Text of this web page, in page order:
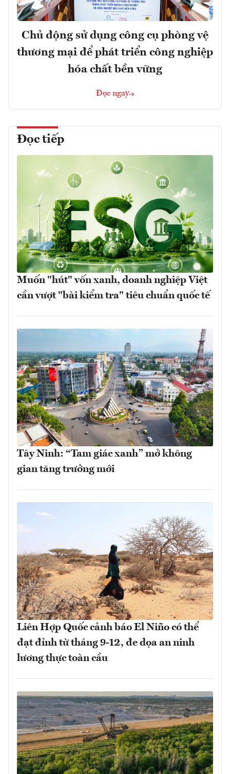
Chủ động sử dụng công cụ phòng vệ
thương mại để phát triển công nghiệp
hóa chất bền vững
Đọc ngay
Đọc tiếp
Muốn "hút" vốn xanh, doanh nghiệp Việt
cần vượt "bài kiểm tra" tiêu chuẩn quốc tế
Tây Ninh: “Tam giác xanh” mở không
gian tăng trưởng mới
Liên Hợp Quốc cảnh báo El Niño có thể
đạt đỉnh từ tháng 9-12, đe dọa an ninh
lương thực toàn cầu